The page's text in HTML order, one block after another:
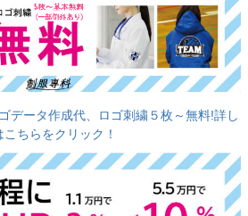
データ作成代、ロゴ刺繍５枚～無料!詳し
こちらをクリック！